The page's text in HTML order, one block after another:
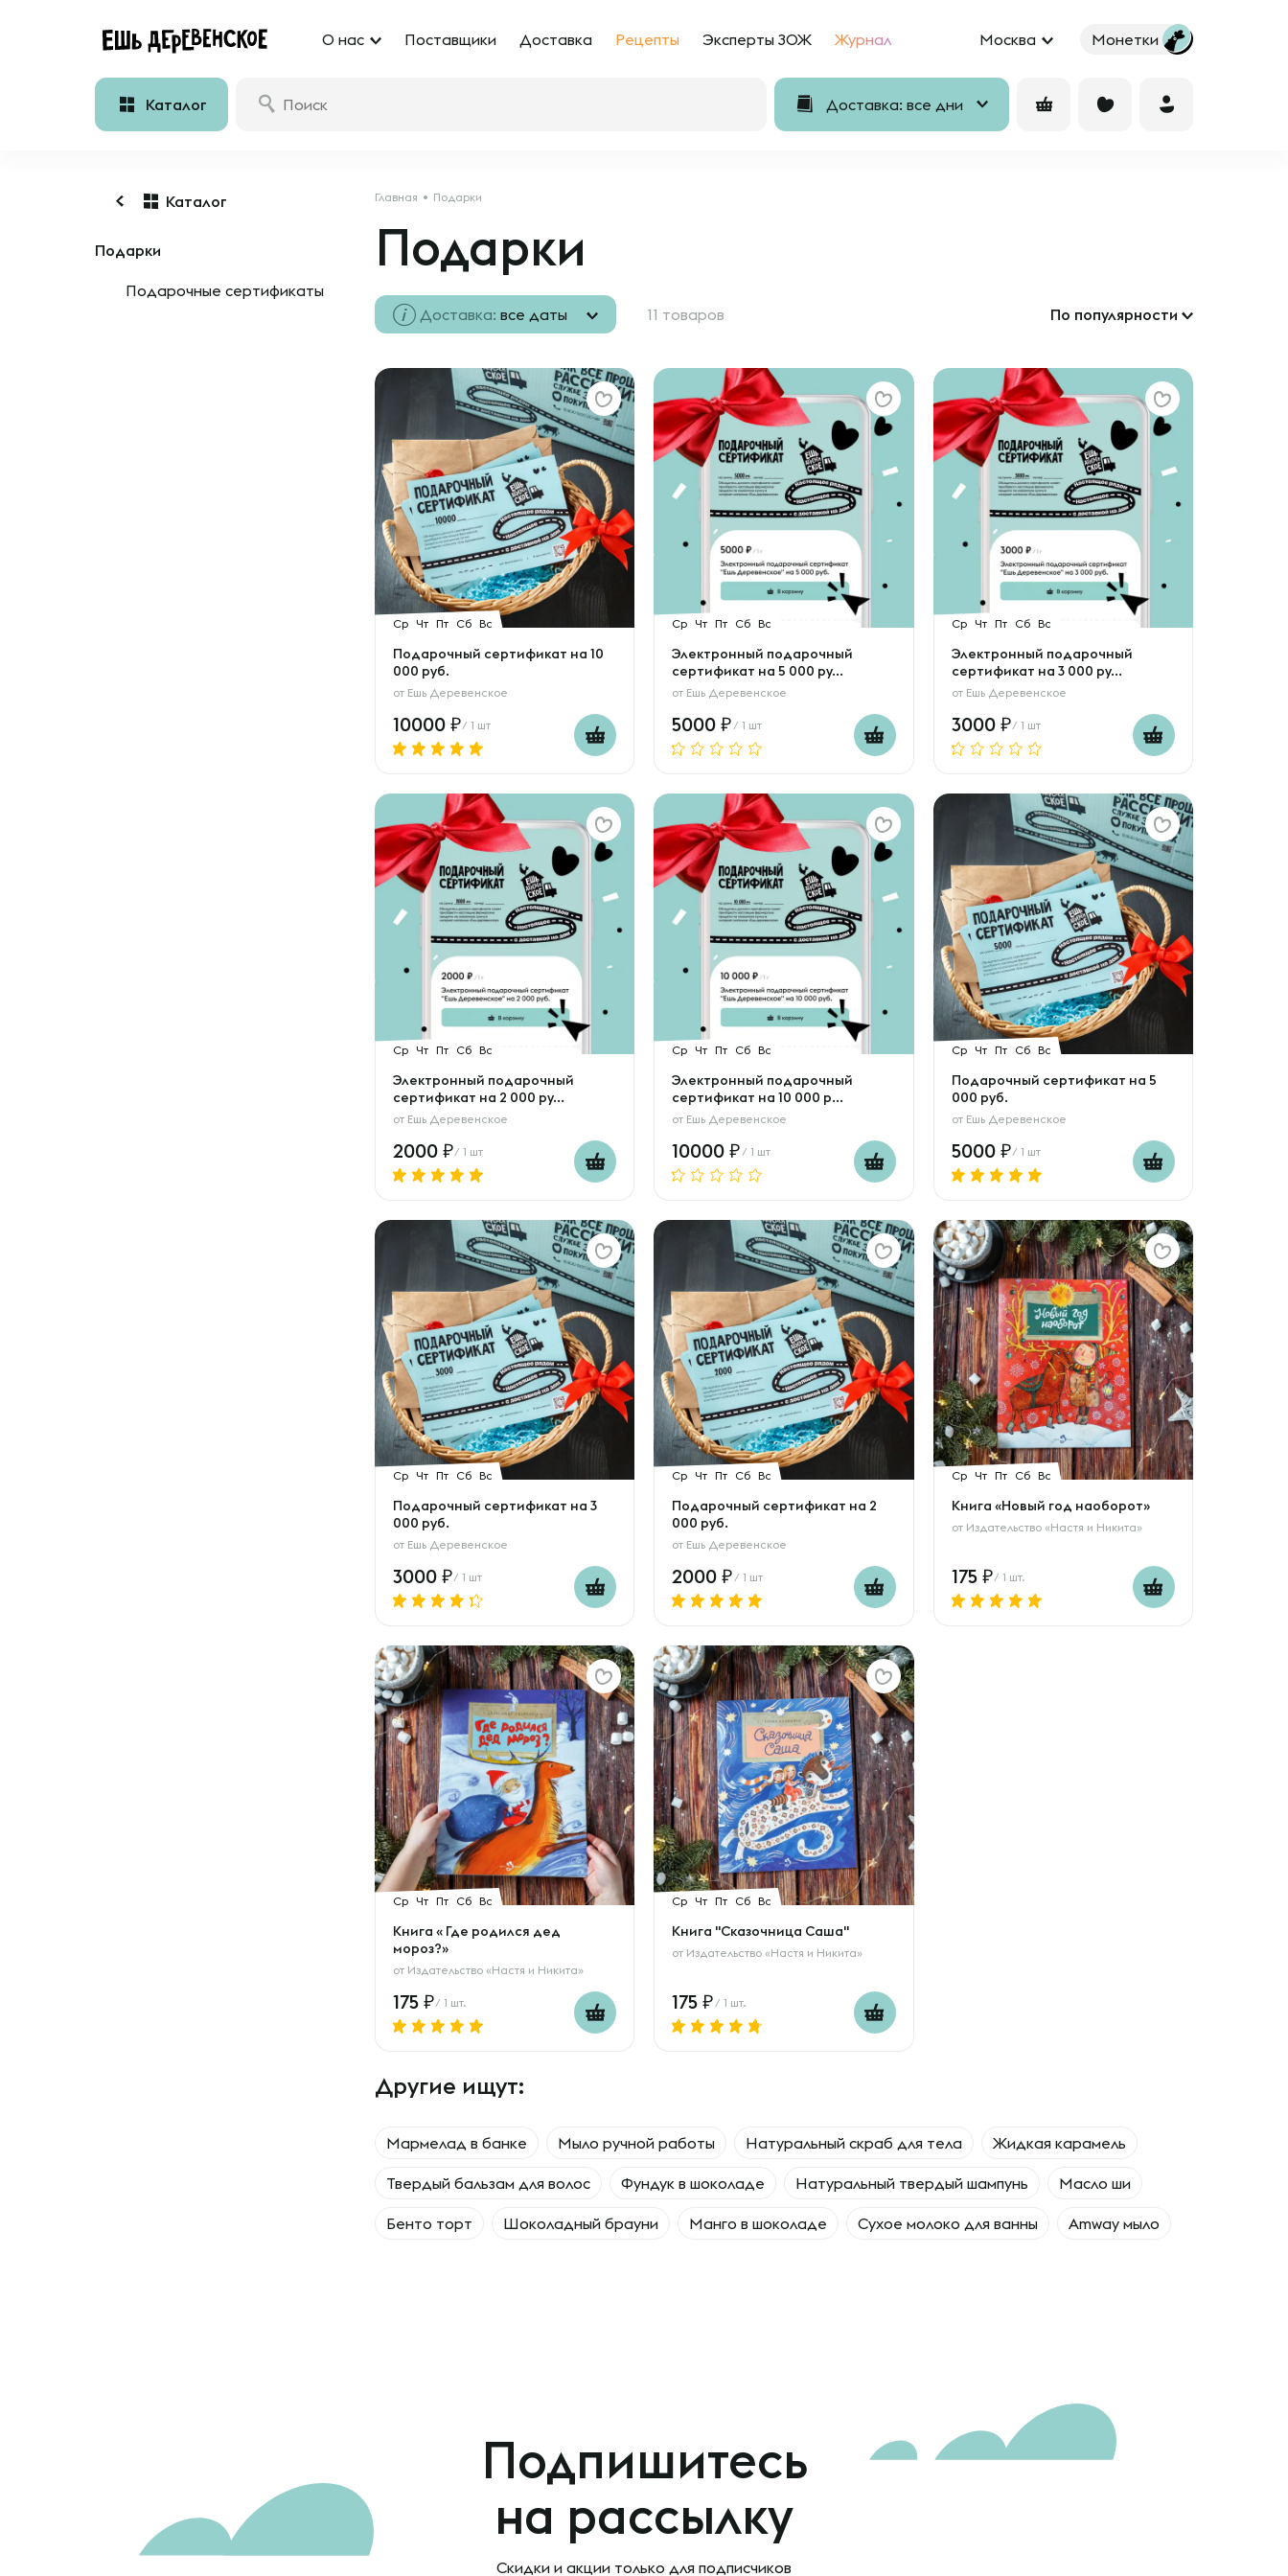
О нас Поставщики Доставка Рецепты Эксперты ЗОЖ Журнал Москва Монетки
Каталог Доставка: все дни
Каталог
Подарки
Подарочные сертификаты
Главная Подарки
Подарки
Доставка: все даты 11 товаров По популярности
Ср Чт Пт Сб Вс
Подарочный сертификат на 10
000 руб.
от Ешь Деревенское
10000 / 1 шт
Ср Чт Пт Сб Вс
Электронный подарочный
сертификат на 5 000 ру...
от Ешь Деревенское
5000 / 1 шт
Ср Чт Пт Сб Вс
Электронный подарочный
сертификат на 3 000 ру...
от Ешь Деревенское
3000 / 1 шт
Ср Чт Пт Сб Вс
Электронный подарочный
сертификат на 2 000 ру...
от Ешь Деревенское
2000 / 1 шт
Ср Чт Пт Сб Вс
Электронный подарочный
сертификат на 10 000 р...
от Ешь Деревенское
10000 / 1 шт
Ср Чт Пт Сб Вс
Подарочный сертификат на 5
000 руб.
от Ешь Деревенское
5000 / 1 шт
Ср Чт Пт Сб Вс
Подарочный сертификат на 3
000 руб.
от Ешь Деревенское
3000 / 1 шт
Ср Чт Пт Сб Вс
Подарочный сертификат на 2
000 руб.
от Ешь Деревенское
2000 / 1 шт
Ср Чт Пт Сб Вс
Книга «Новый год наоборот»
от Издательство «Настя и Никита»
175 / 1 шт.
Ср Чт Пт Сб Вс
Книга « Где родился дед
мороз?»
от Издательство «Настя и Никита»
175 / 1 шт.
Ср Чт Пт Сб Вс
Книга "Сказочница Саша"
от Издательство «Настя и Никита»
175 / 1 шт.
Другие ищут:
Мармелад в банке Мыло ручной работы Натуральный скраб для тела Жидкая карамель
Твердый бальзам для волос Фундук в шоколаде Натуральный твердый шампунь Масло ши
Бенто торт Шоколадный брауни Манго в шоколаде Сухое молоко для ванны Amway мыло
Подпишитесь
на рассылку
Скидки и акции только для подписчиков